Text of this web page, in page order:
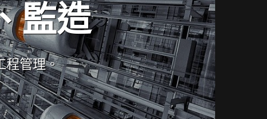
監造
程管理。